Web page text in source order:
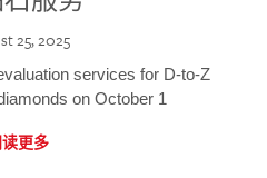
25, 2025
services for D-to-Z
on October 1
更多